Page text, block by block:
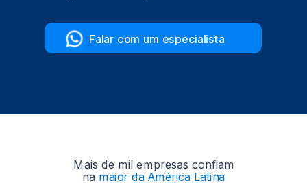
Mais de mil empresas confiam
na maior da América Latina
Falar com um especialista